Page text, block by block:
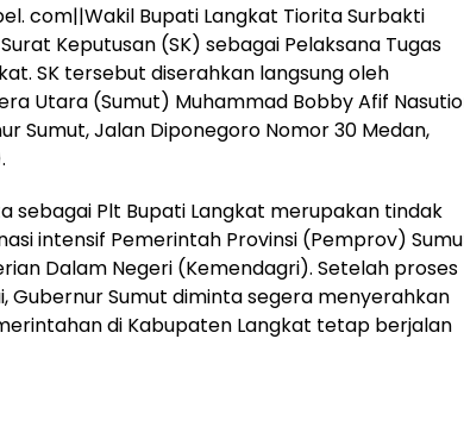
com||Wakil Bupati Langkat Tiorita Surbakti
Keputusan (SK) sebagai Pelaksana Tugas
SK tersebut diserahkan langsung oleh
Utara (Sumut) Muhammad Bobby Afif
Sumut, Jalan Diponegoro Nomor 30 Medan,
sebagai Plt Bupati Langkat merupakan tindak
intensif Pemerintah Provinsi (Pemprov)
Dalam Negeri (Kemendagri). Setelah proses
Gubernur Sumut diminta segera menyerahkan
di Kabupaten Langkat tetap berjalan